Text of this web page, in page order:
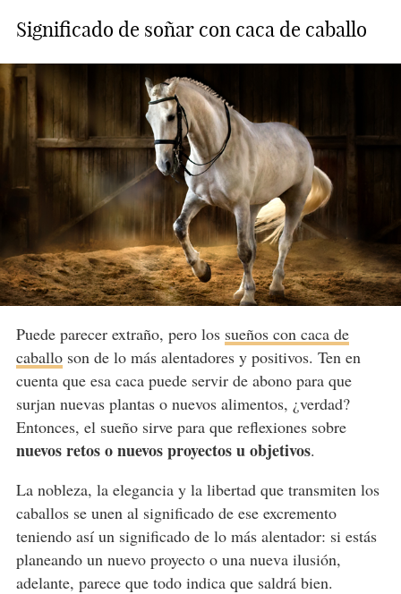
Significado de soñar con caca de caballo
Puede parecer extraño, pero los sueños con caca de
caballoson de lo más alentadores y positivos. Ten en
cuenta que esa caca puede servir de abono para que
surjan nuevas plantas o nuevos alimentos, ¿verdad?
Entonces, el sueño sirve para que reflexiones sobre
nuevos retos o nuevos proyectos u objetivos.
La nobleza, la elegancia y la libertad que transmiten los
caballos se unen al significado de ese excremento
teniendo así un significado de lo más alentador: si estás
planeando un nuevo proyecto o una nueva ilusión,
adelante, parece que todo indica que saldrá bien.